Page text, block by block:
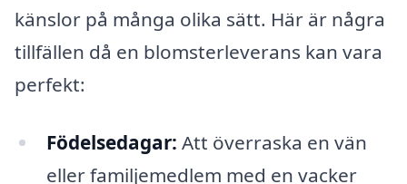
känslor på många olika sätt. Här är några
tillfällen då en blomsterleverans kan vara
perfekt:
Födelsedagar: Att överraska en vän
eller familjemedlem med en vacker